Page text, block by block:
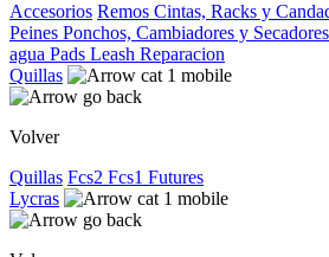
Accesorios Remos Cintas, Racks y
Peines Ponchos, Cambiadores y Secadores
agua Pads Leash Reparacion
Quillas
Volver
Quillas Fcs2 Fcs1 Futures
Lycras